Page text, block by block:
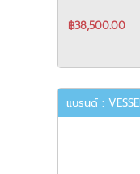
฿38,500.00
แบรนด์ :